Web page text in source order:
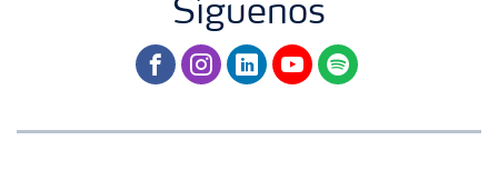
Síguenos
facebookinstagram
linkedinyoutubespotify